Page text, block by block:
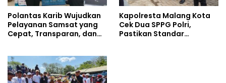
Polantas Karib Wujudkan
Pelayanan Samsat yang
Cepat, Transparan, dan
Kapolresta Malang Kota
Cek Dua SPPG Polri,
Pastikan Standar